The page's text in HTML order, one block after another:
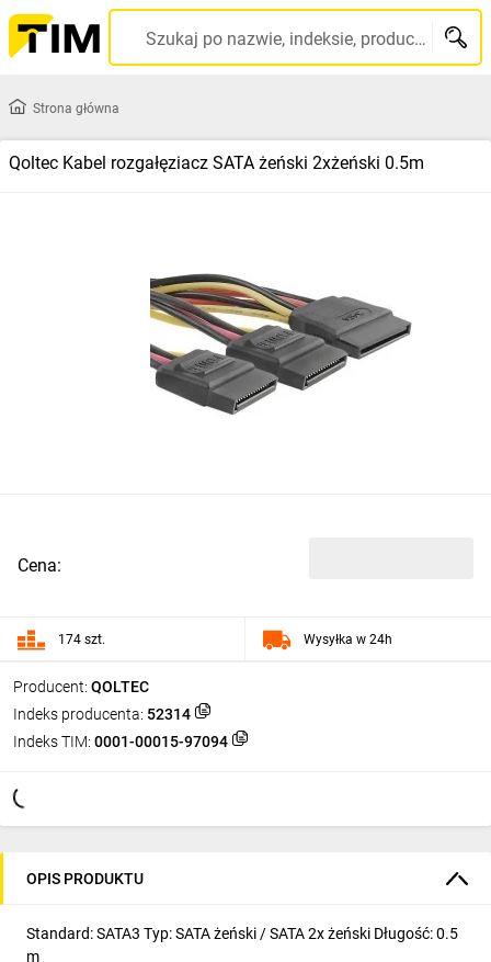
Szukaj po nazwie, indeksie, producencie, kodzie kreskowym...
Strona główna
Qoltec Kabel rozgałęziacz SATA żeński 2xżeński 0.5m
Producent: QOLTEC
Indeks producenta: 52314
Indeks TIM: 0001-00015-97094
Cena:
174 szt. Wysyłka w 24h
OPIS PRODUKTU
Standard: SATA3 Typ: SATA żeński / SATA 2x żeński Długość: 0.5
m